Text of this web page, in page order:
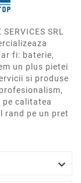
SRL
fi: baterie,
un plus pietei
si produse
calitatea
rand pe un pret
